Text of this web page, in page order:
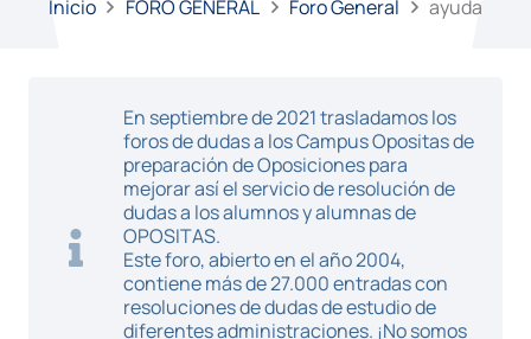
Inicio FORO GENERAL Foro General ayuda
En septiembre de 2021 trasladamos los
foros de dudas a los Campus Opositas de
preparación de Oposiciones para
mejorar así el servicio de resolución de
dudas a los alumnos y alumnas de
OPOSITAS.
Este foro, abierto en el año 2004,
contiene más de 27.000 entradas con
resoluciones de dudas de estudio de
diferentes administraciones. ¡No somos